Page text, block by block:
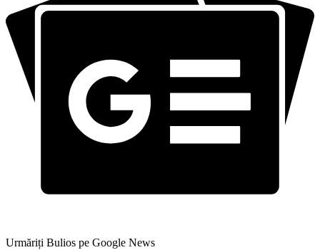
Urmăriți Bulios pe Google News